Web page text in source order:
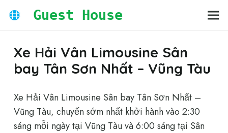
Guest House
Xe Hải Vân Limousine Sân
bay Tân Sơn Nhất – Vũng Tàu
Xe Hải Vân Limousine Sân bay Tân Sơn Nhất –
Vũng Tàu, chuyến sớm nhất khởi hành vào 2:30
sáng mỗi ngày tại Vũng Tàu và 6:00 sáng tại Sân